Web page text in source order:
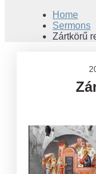
Home
Sermons
Zártkörű